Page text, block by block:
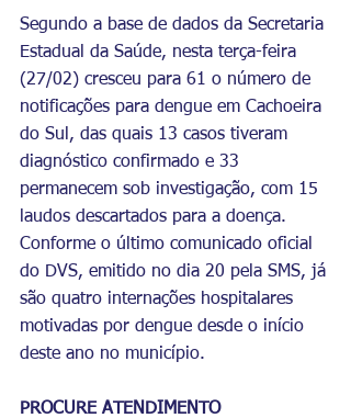
Segundo a base de dados da Secretaria
Estadual da Saúde, nesta terça-feira
(27/02) cresceu para 61 o número de
notificações para dengue em Cachoeira
do Sul, das quais 13 casos tiveram
diagnóstico confirmado e 33
permanecem sob investigação, com 15
laudos descartados para a doença.
Conforme o último comunicado oficial
do DVS, emitido no dia 20 pela SMS, já
são quatro internações hospitalares
motivadas por dengue desde o início
deste ano no município.
PROCURE ATENDIMENTO